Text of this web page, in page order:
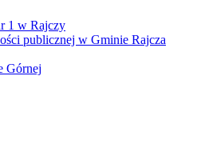
1 w Rajczy
publicznej w Gminie Rajcza
Górnej